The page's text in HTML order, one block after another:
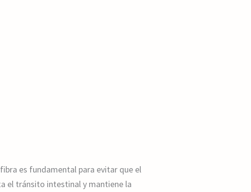
es fundamental para evitar que el
el tránsito intestinal y mantiene la